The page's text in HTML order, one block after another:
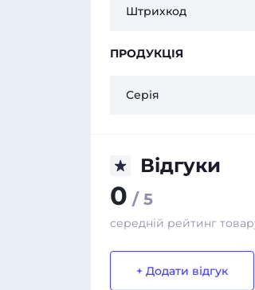
Штрихкод
ПРОДУКЦІЯ
Серія
Відгуки
0 / 5
середній рейтинг
+ Додати відгук